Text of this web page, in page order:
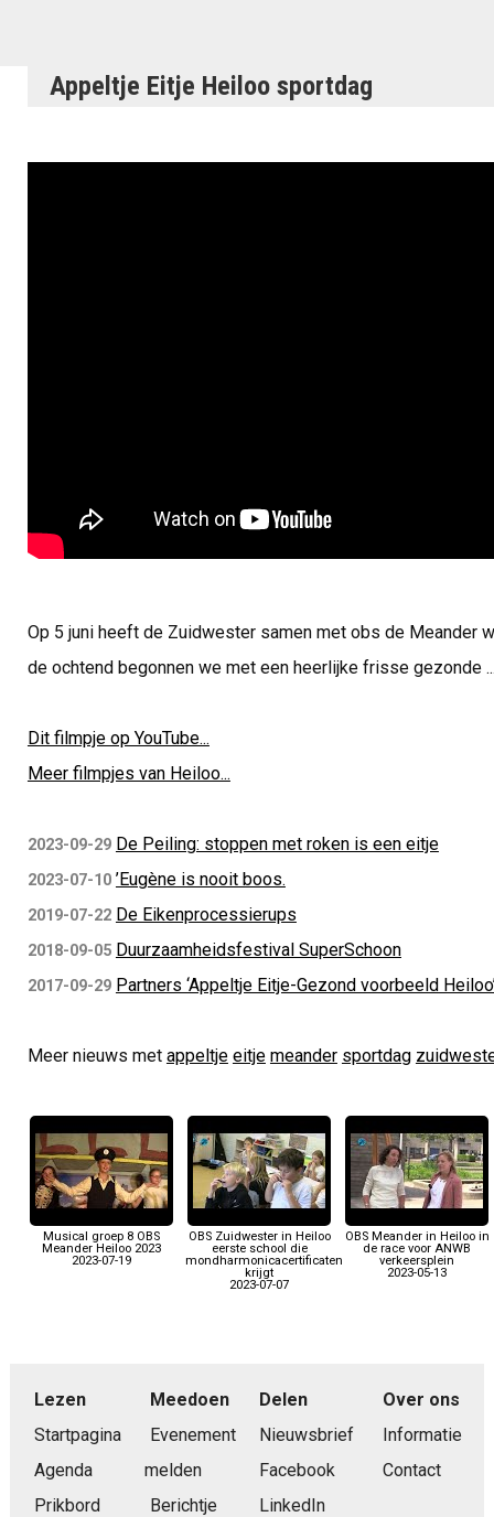
Appeltje Eitje Heiloo sportdag
Op 5 juni heeft de Zuidwester samen met obs de Meander
de ochtend begonnen we met een heerlijke frisse gezonde
Dit filmpje op YouTube...
Meer filmpjes van Heiloo...
2023-09-29 De Peiling: stoppen met roken is een eitje
2023-07-10 ’Eugène is nooit boos.
2019-07-22 De Eikenprocessierups
2018-09-05 Duurzaamheidsfestival SuperSchoon
2017-09-29 Partners ‘Appeltje Eitje-Gezond voorbeeld
Meer nieuws met appeltje eitje meander sportdag
Musical groep 8 OBS
Meander Heiloo 2023
2023-07-19
OBS Zuidwester in Heiloo
eerste school die
mondharmonicacertificaten
krijgt
2023-07-07
OBS Meander in Heiloo in
de race voor ANWB
verkeersplein
2023-05-13
Lezen
Startpagina
Agenda
Prikbord
Meedoen
Evenement
melden
Berichtje
Delen
Nieuwsbrief
Facebook
LinkedIn
Over ons
Informatie
Contact